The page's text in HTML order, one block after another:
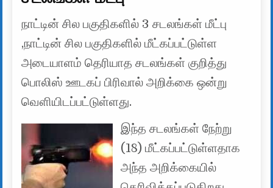
நாட்டின் சில பகுதிகளில் 3 சடலங்கள் மீட்பு
,நாட்டின் சில பகுதிகளில் மீட்கப்பட்டுள்ள
அடையாளம் தெரியாத சடலங்கள் குறித்து
பொலிஸ் ஊடகப் பிரிவால் அறிக்கை ஒன்று
வௌியிடப்பட்டுள்ளது.
இந்த சடலங்கள் நேற்று
(18) மீட்கப்பட்டுள்ளதாக
அந்த அறிக்கையில்